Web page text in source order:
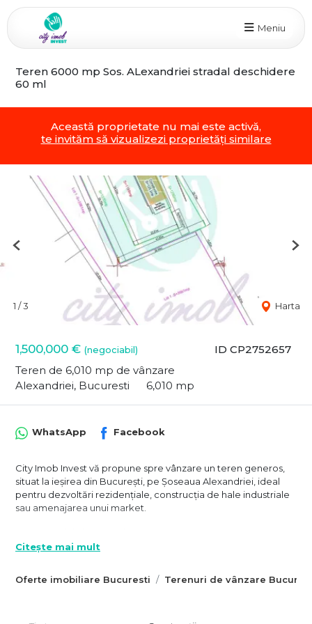
Meniu
Teren 6000 mp Sos. ALexandriei stradal deschidere
60 ml
Această proprietate nu mai este activă,
te invităm să vizualizezi proprietăți similare
ID CP2752657
1,500,000 € (negociabil)
Teren de 6,010 mp de vânzare
Alexandriei, Bucuresti
6,010 mp
1 /3 Harta
Previous
Oferte imobiliare Bucuresti Terenuri de vânzare
WhatsApp Facebook
City Imob Invest vă propune spre vânzare un teren generos,
situat la ieșirea din București, pe Șoseaua Alexandriei, ideal
pentru dezvoltări rezidențiale, construcția de hale industriale
sau amenajarea unui market.
Suprafață totală: 6.000 mp, compusă din 3 loturi.
La Șoseaua Alexandriei: 60 ml
Indicatori urbanistici:
Citește mai mult